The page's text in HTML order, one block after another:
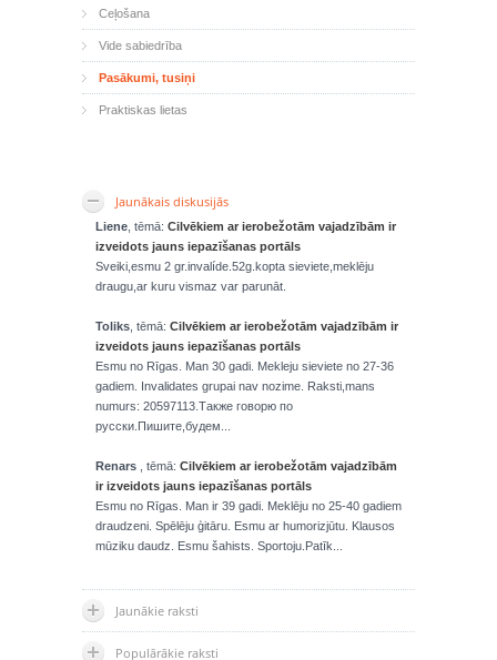
Ceļošana
Vide sabiedrība
Pasākumi, tusiņi
Praktiskas lietas
Jaunākais diskusijās
Liene , tēmā: Cilvēkiem ar ierobežotām vajadzībām ir
izveidots jauns iepazīšanas portāls
Sveiki,esmu 2 gr.invalíde.52g.kopta sieviete,meklēju
draugu,ar kuru vismaz var parunāt.
Toliks , tēmā: Cilvēkiem ar ierobežotām vajadzībām ir
izveidots jauns iepazīšanas portāls
Esmu no Rīgas. Man 30 gadi. Mekleju sieviete no 27-36
gadiem. Invalidates grupai nav nozime. Raksti,mans
numurs: 20597113.Также говорю по
русски.Пишите,будем...
Renars , tēmā: Cilvēkiem ar ierobežotām vajadzībām
ir izveidots jauns iepazīšanas portāls
Esmu no Rīgas. Man ir 39 gadi. Meklēju no 25-40 gadiem
draudzeni. Spēlēju ģitāru. Esmu ar humorizjūtu. Klausos
mūziku daudz. Esmu šahists. Sportoju.Patīk...
Jaunākie raksti
Populārākie raksti